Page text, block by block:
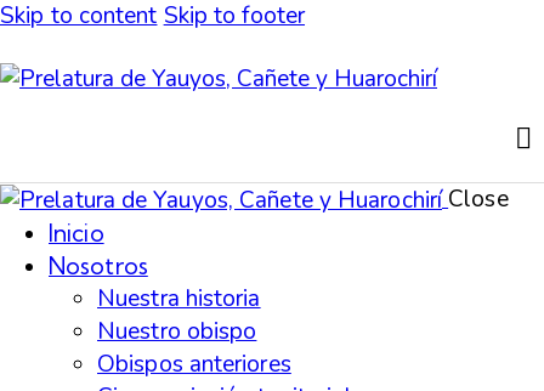
Skip to content Skip to footer
Close
Inicio
Nosotros
Nuestra historia
Nuestro obispo
Obispos anteriores